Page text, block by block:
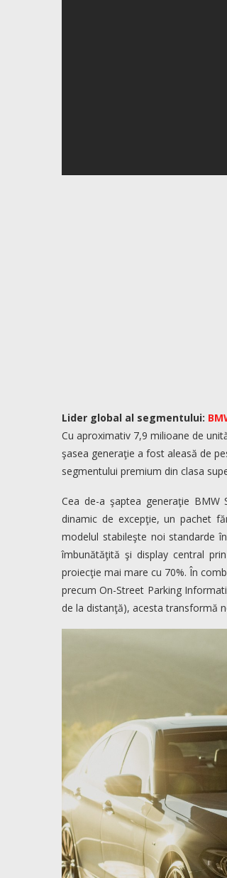
Lider global al segmentului:
Cu aproximativ 7,9 milioane de
şasea generaţie a fost aleasă de
segmentului premium din clasa
Cea de-a şaptea generaţie
dinamic de excepţie, un pachet
modelul stabileşte noi standarde
îmbunătăţită şi display central
proiecţie mai mare cu 70%. În
precum On-Street Parking
de la distanţă), acesta transformă